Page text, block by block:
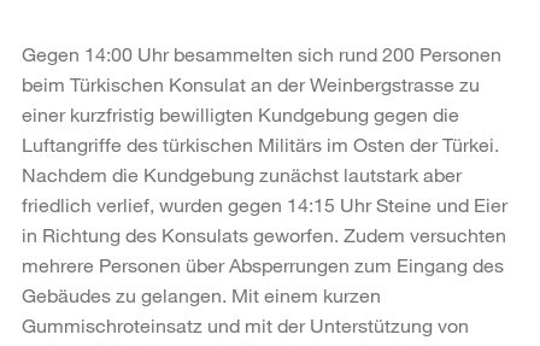
Gegen 14:00 Uhr besammelten sich rund 200 Personen
beim Türkischen Konsulat an der Weinbergstrasse zu
einer kurzfristig bewilligten Kundgebung gegen die
Luftangriffe des türkischen Militärs im Osten der Türkei.
Nachdem die Kundgebung zunächst lautstark aber
friedlich verlief, wurden gegen 14:15 Uhr Steine und Eier
in Richtung des Konsulats geworfen. Zudem versuchten
mehrere Personen über Absperrungen zum Eingang des
Gebäudes zu gelangen. Mit einem kurzen
Gummischroteinsatz und mit der Unterstützung von